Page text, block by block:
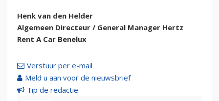
Henk van den Helder
Algemeen Directeur / General Manager Hertz
Rent A Car Benelux
Verstuur per e-mail
Meld u aan voor de nieuwsbrief
Tip de redactie